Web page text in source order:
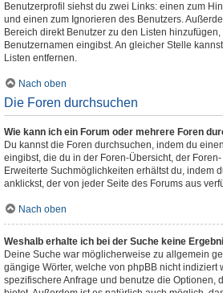
Benutzerprofil siehst du zwei Links: einen zum
und einen zum Ignorieren des Benutzers.
Bereich direkt Benutzer zu den Listen
Benutzernamen eingibst. An gleicher Stelle
Listen entfernen.
Nach oben
Die Foren durchsuchen
Wie kann ich ein Forum oder mehrere Foren
Du kannst die Foren durchsuchen, indem du
eingibst, die du in der Foren-Übersicht, der
Erweiterte Suchmöglichkeiten erhältst du, indem
anklickst, der von jeder Seite des Forums aus
Nach oben
Weshalb erhalte ich bei der Suche keine
Deine Suche war möglicherweise zu allgemein
gängige Wörter, welche von phpBB nicht indiziert
spezifischere Anfrage und benutze die Optionen,